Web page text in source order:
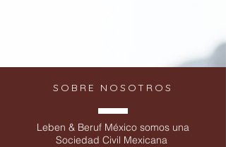
SOBRE NOSOTROS
Leben & Beruf México somos una
Sociedad Civil Mexicana